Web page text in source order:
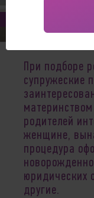
При подборе
супружеские
родителей
женщине,
процедура
юридических
другие.